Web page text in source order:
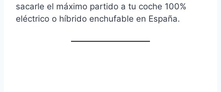
sacarle el máximo partido a tu coche 100%
eléctrico o híbrido enchufable en España.